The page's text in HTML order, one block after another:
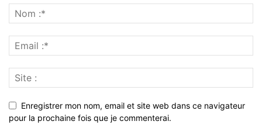
Enregistrer mon nom, email et site web dans ce navigateur
pour la prochaine fois que je commenterai.